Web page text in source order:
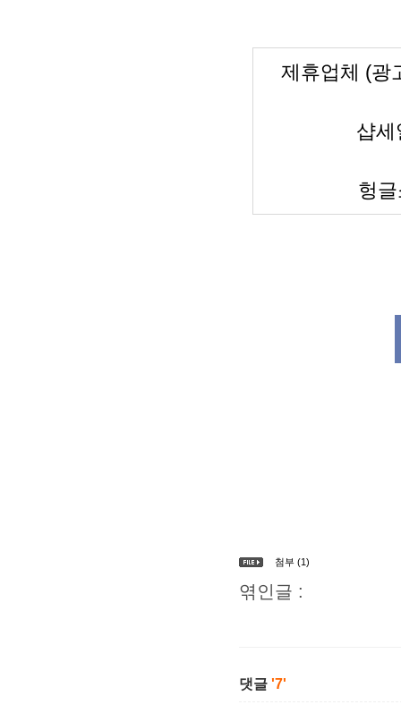
제휴업체 (광
샵세
헝
첨부 (1)
엮인글 :
댓글 '7'